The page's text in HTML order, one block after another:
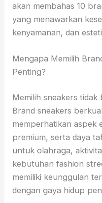
akan membahas 10
yang menawarkan
kenyamanan, dan
Mengapa Memilih
Penting?
Memilih sneakers
Brand sneakers
memperhatikan aspek
premium, serta daya
untuk olahraga,
kebutuhan fashion
memiliki keunggulan
dengan gaya hidup